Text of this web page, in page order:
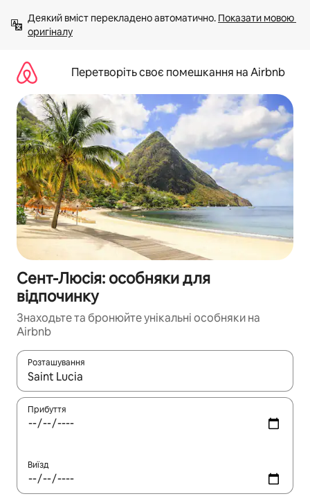
вмісту
Деякий вміст перекладено автоматично. Показати мовою
оригіналу
Перетворіть своє помешкання на Airbnb
Сент-Люсія: особняки для
відпочинку
Знаходьте та бронюйте унікальні особняки на
Airbnb
Розташування
Отримавши результати пошуку, використовуйте для
Прибуття
Виїзд